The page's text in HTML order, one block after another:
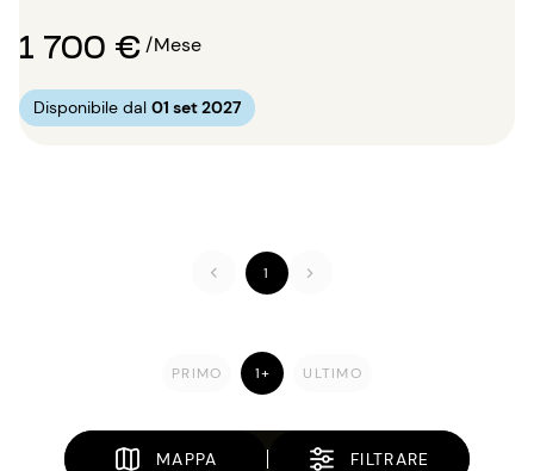
1 700 €/Mese
Disponibile dal 01 set 2027
1
PRIMO 1+ ULTIMO
MAPPA FILTRARE